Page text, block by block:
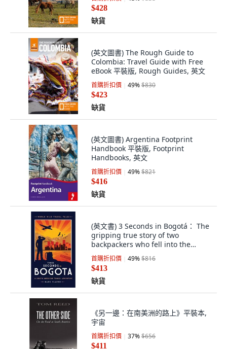
$428
缺貨
(英文圖書) The Rough Guide to
Colombia: Travel Guide with Free
eBook 平裝版, Rough Guides, 英文
首購折扣價 49% $830
$423
缺貨
(英文圖書) Argentina Footprint
Handbook 平裝版, Footprint
Handbooks, 英文
首購折扣價 49% $821
$416
缺貨
(英文書) 3 Seconds in Bogotá： The
gripping true story of two
backpackers who fell into the
hands of th... 精裝版, Paper Pen
Screen, 英文
首購折扣價 49% $816
$413
缺貨
《另一邊：在南美洲的路上》平裝本,
宇宙
首購折扣價 37% $656
$411